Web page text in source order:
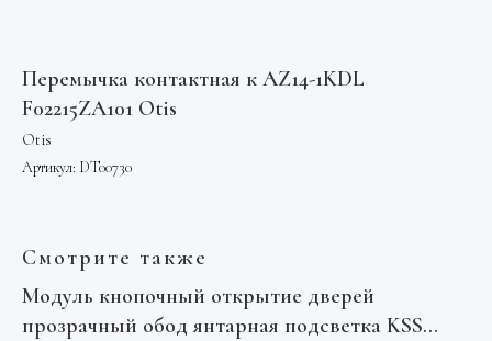
Перемычка контактная к AZ14-1KDL
F02215ZA101 Otis
Otis
Артикул: DT00730
Смотрите также
Модуль кнопочный открытие дверей
прозрачный обод янтарная подсветка KSS